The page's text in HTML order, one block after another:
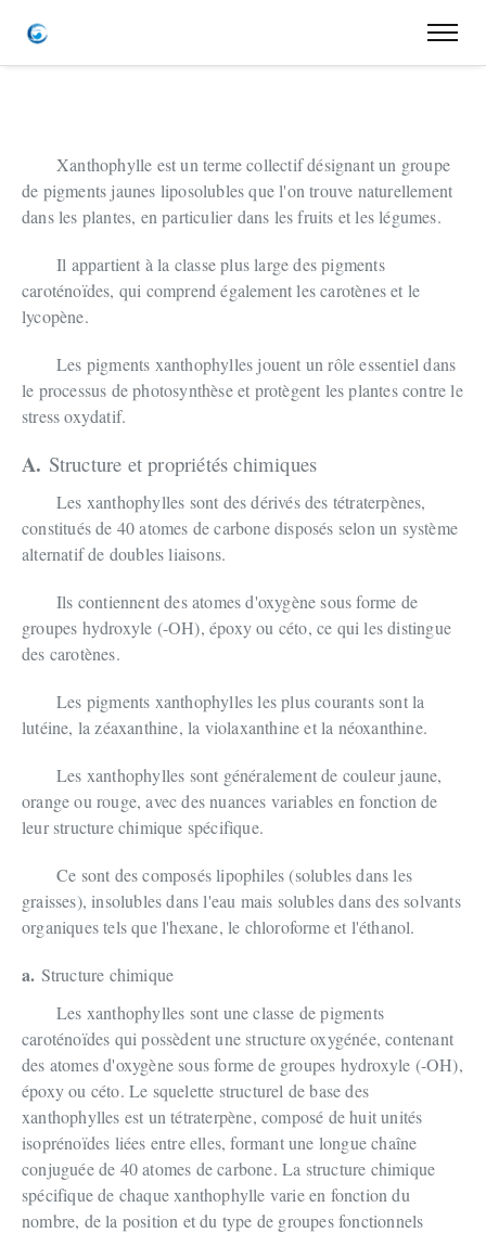
Xanthophylle est un terme collectif désignant un groupe
de pigments jaunes liposolubles que l'on trouve naturellement
dans les plantes, en particulier dans les fruits et les légumes.
Il appartient à la classe plus large des pigments
caroténoïdes, qui comprend également les carotènes et le
lycopène.
Les pigments xanthophylles jouent un rôle essentiel dans
le processus de photosynthèse et protègent les plantes contre le
stress oxydatif.
A. Structure et propriétés chimiques
Les xanthophylles sont des dérivés des tétraterpènes,
constitués de 40 atomes de carbone disposés selon un système
alternatif de doubles liaisons.
Ils contiennent des atomes d'oxygène sous forme de
groupes hydroxyle (-OH), époxy ou céto, ce qui les distingue
des carotènes.
Les pigments xanthophylles les plus courants sont la
lutéine, la zéaxanthine, la violaxanthine et la néoxanthine.
Les xanthophylles sont généralement de couleur jaune,
orange ou rouge, avec des nuances variables en fonction de
leur structure chimique spécifique.
Ce sont des composés lipophiles (solubles dans les
graisses), insolubles dans l'eau mais solubles dans des solvants
organiques tels que l'hexane, le chloroforme et l'éthanol.
a. Structure chimique
Les xanthophylles sont une classe de pigments
caroténoïdes qui possèdent une structure oxygénée, contenant
des atomes d'oxygène sous forme de groupes hydroxyle (-OH),
époxy ou céto. Le squelette structurel de base des
xanthophylles est un tétraterpène, composé de huit unités
isoprénoïdes liées entre elles, formant une longue chaîne
conjuguée de 40 atomes de carbone. La structure chimique
spécifique de chaque xanthophylle varie en fonction du
nombre, de la position et du type de groupes fonctionnels